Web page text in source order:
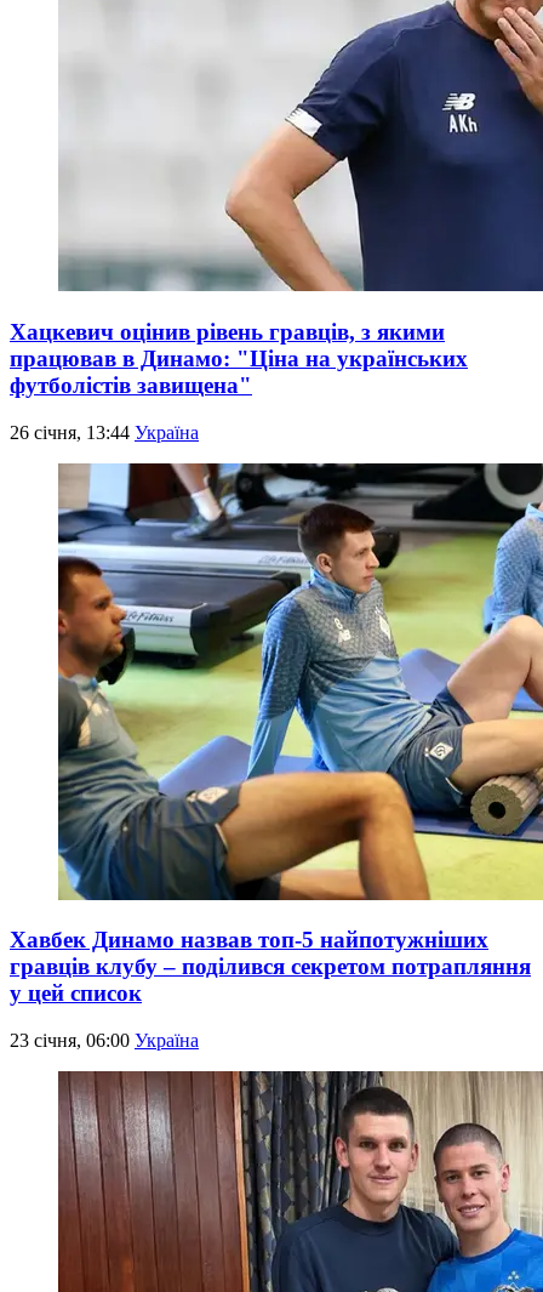
Хацкевич оцінив рівень гравців, з якими
працював в Динамо: "Ціна на українських
футболістів завищена"
26 січня, 13:44 Україна
Хавбек Динамо назвав топ-5 найпотужніших
гравців клубу – поділився секретом потрапляння
у цей список
23 січня, 06:00 Україна